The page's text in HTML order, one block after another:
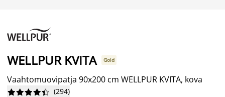
WELLPUR KVITA Gold
Vaahtomuovipatja 90x200 cm WELLPUR KVITA, kova





 (294)